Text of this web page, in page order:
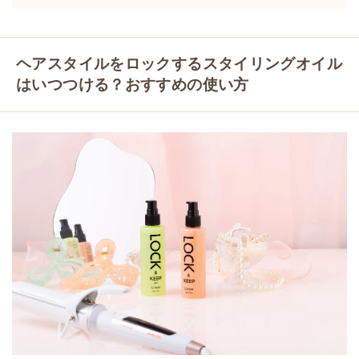
ヘアスタイルをロックするスタイリングオイル
はいつつける？おすすめの使い方